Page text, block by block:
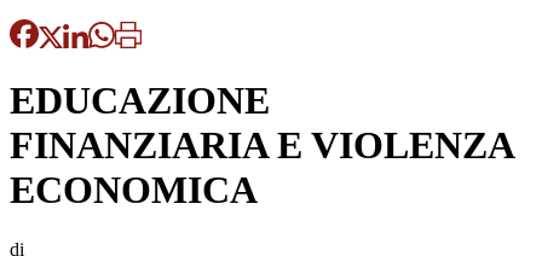
EDUCAZIONE
FINANZIARIA E VIOLENZA
ECONOMICA
di